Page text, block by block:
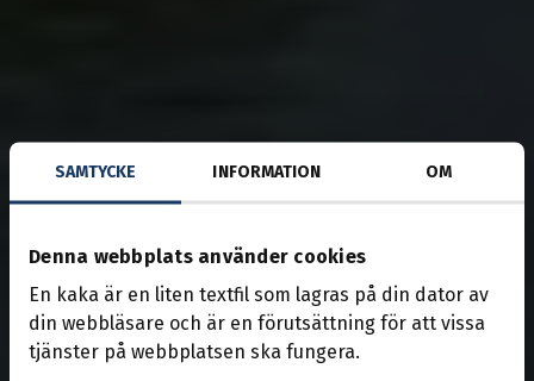
SAMTYCKE INFORMATION OM
Denna webbplats använder cookies
En kaka är en liten textfil som lagras på din dator av
din webbläsare och är en förutsättning för att vissa
tjänster på webbplatsen ska fungera.